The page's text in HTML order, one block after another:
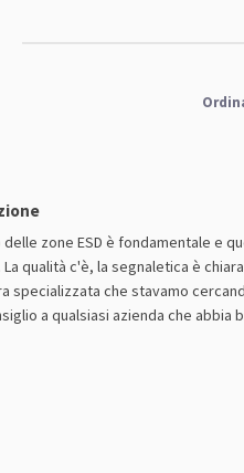
zone ESD è fondamentale e
qualità c'è, la segnaletica è
che stavamo
a qualsiasi azienda che abbia